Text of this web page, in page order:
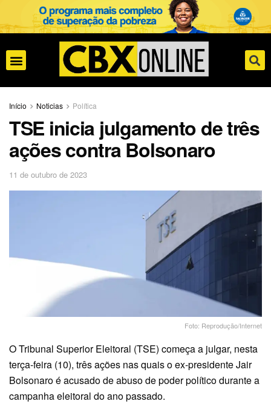
Início Noticias Política
TSE inicia julgamento de três
ações contra Bolsonaro
11 de outubro de 2023
Foto: Reprodução/Internet
O Tribunal Superior Eleitoral (TSE) começa a julgar, nesta
terça-feira (10), três ações nas quais o ex-presidente Jair
Bolsonaro é acusado de abuso de poder político durante a
campanha eleitoral do ano passado.